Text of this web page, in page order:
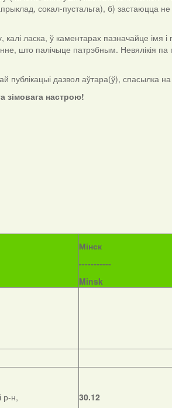
сокал-пустальга), б) застаюцца
ласка, ў каментарах пазначайце імя і
што палічыце патрэбным. Невялікія
дазвол аўтара(ў), спасылка на
зімовага настрою!
Мінск
-----------
Minsk
р-н,
30.12